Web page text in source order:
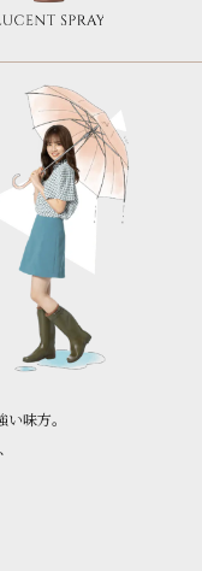
味方。